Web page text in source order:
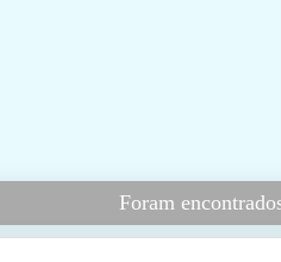
Foram